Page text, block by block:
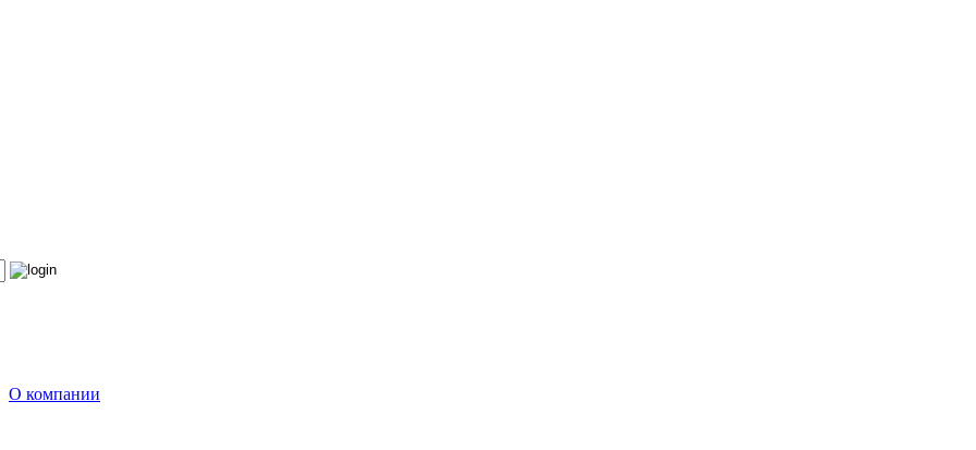
О компании